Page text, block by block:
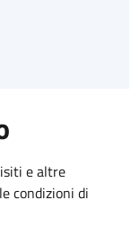
e altre
condizioni di